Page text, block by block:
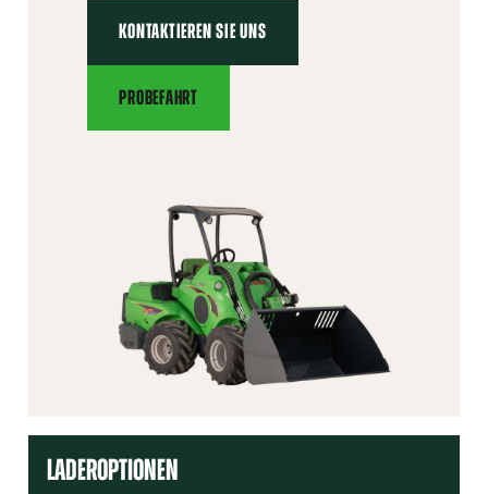
KONTAKTIEREN SIE UNS
PROBEFAHRT
LADEROPTIONEN